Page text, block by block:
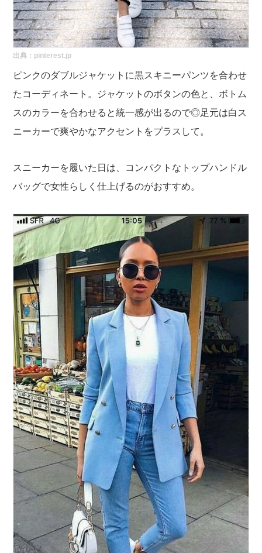
出典： pinterest.jp
ピンクのダブルジャケットに黒スキニーパンツを合わせ
たコーディネート。ジャケットのボタンの色と、ボトム
スのカラーを合わせると統一感が出るので◎足元は白ス
ニーカーで爽やかなアクセントをプラスして。
スニーカーを履いた日は、コンパクトなトップハンドル
バッグで女性らしく仕上げるのがおすすめ。